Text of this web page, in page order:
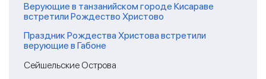
Верующие в танзанийском городе Кисараве
встретили Рождество Христово
Праздник Рождества Христова встретили
верующие в Габоне
Сейшельские Острова